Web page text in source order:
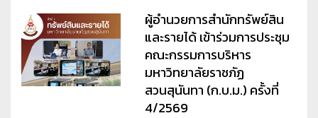
ผู้อำนวยการสำนักทรัพย์สิน
และรายได้ เข้าร่วมการประชุม
คณะกรรมการบริหาร
มหาวิทยาลัยราชภัฏ
สวนสุนันทา (ก.บ.ม.) ครั้งที่
4/2569